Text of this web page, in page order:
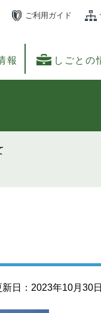
ご利用ガイド
報 しごとの
新日：2023年10月30